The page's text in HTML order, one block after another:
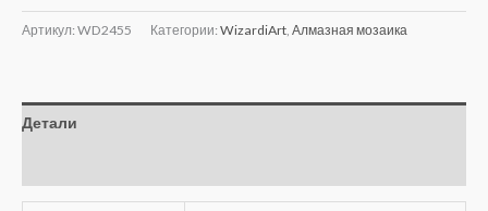
Артикул: WD2455 Категории: WizardiArt Алмазная мозаика
Детали